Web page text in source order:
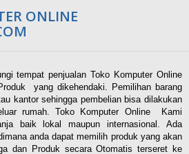
ONLINE
tempat penjualan Toko Komputer Online
yang dikehendaki. Pemilihan barang
kantor sehingga pembelian bisa dilakukan
rumah. Toko Komputer Online Kami
baik lokal maupun internasional. Ada
anda dapat memilih produk yang akan
dan Produk secara Otomatis terseret ke